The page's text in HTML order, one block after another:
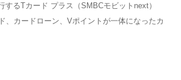
するTカード プラス（SMBCモビットnext）
、カードローン、Vポイントが一体になったカ